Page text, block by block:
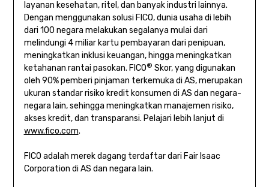
layanan kesehatan, ritel, dan banyak industri lainnya.
Dengan menggunakan solusi FICO, dunia usaha di lebih
dari 100 negara melakukan segalanya mulai dari
melindungi 4 miliar kartu pembayaran dari penipuan,
meningkatkan inklusi keuangan, hingga meningkatkan
ketahanan rantai pasokan. FICO® Skor, yang digunakan
oleh 90% pemberi pinjaman terkemuka di AS, merupakan
ukuran standar risiko kredit konsumen di AS dan negara-
negara lain, sehingga meningkatkan manajemen risiko,
akses kredit, dan transparansi. Pelajari lebih lanjut di
www.fico.com.
FICO adalah merek dagang terdaftar dari Fair Isaac
Corporation di AS dan negara lain.